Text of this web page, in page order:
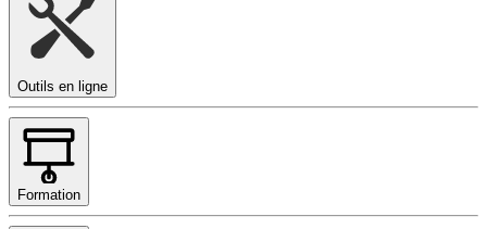
Outils en ligne
Formation